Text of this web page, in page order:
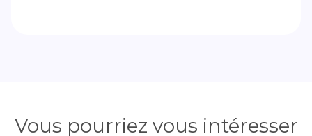
Vous pourriez vous intéresser